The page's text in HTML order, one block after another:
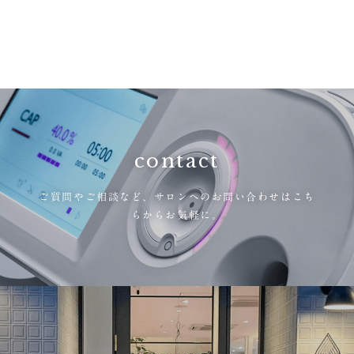
contact
ご質問やご相談など、 サロンへのお問い合わせはこち
らからお気軽に。